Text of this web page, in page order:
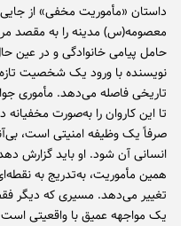
داستان «مأموریت مخفی» از
معصومه(س) مدینه را به مقصد
حامل پیامی خانوادگی و در عین
نویسنده با ورود یک شخصیت
تاریخی فاصله می‌دهد. مأموری
تا این کاروان را به‌صورت مخفیانه
صرفاً یک وظیفه امنیتی است،
انسانی آن شود. او باید گزارش
همین مأموریت، به‌تدریج به
تغییر می‌دهد. مسیری که دیگر
یک مواجهه عمیق با واقعیتی است